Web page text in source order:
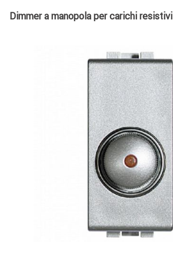
Dimmer a manopola per carichi resistivi